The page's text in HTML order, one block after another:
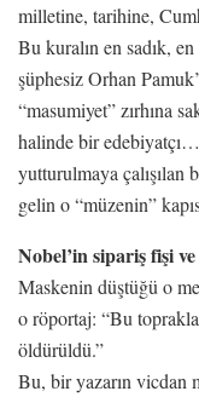
milletine, tarihine,
Bu kuralın en sadık,
şüphesiz Orhan
“masumiyet” zırhına
halinde bir
yutturulmaya çalışılan
gelin o “müzenin”
Nobel’in sipariş fişi ve
Maskenin düştüğü o
o röportaj: “Bu
öldürüldü.”
Bu, bir yazarın vicdan